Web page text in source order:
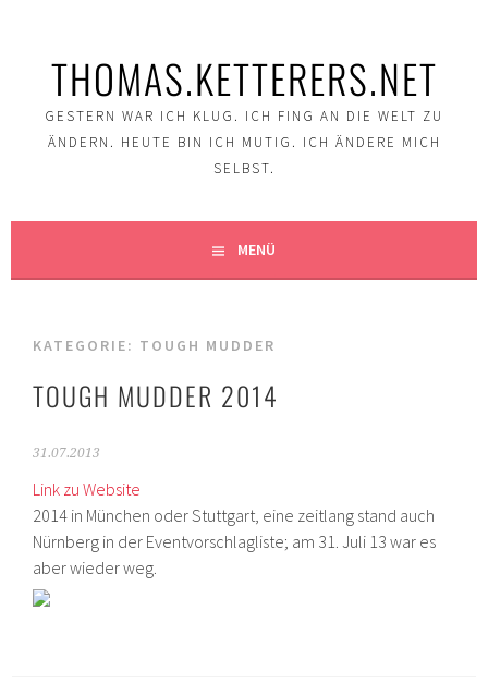
THOMAS.KETTERERS.NET
GESTERN WAR ICH KLUG. ICH FING AN DIE WELT ZU
ÄNDERN. HEUTE BIN ICH MUTIG. ICH ÄNDERE MICH
SELBST.
MENÜ
KATEGORIE: TOUGH MUDDER
TOUGH MUDDER 2014
31.07.2013
Link zu Website
2014 in München oder Stuttgart, eine zeitlang stand auch
Nürnberg in der Eventvorschlagliste; am 31. Juli 13 war es
aber wieder weg.